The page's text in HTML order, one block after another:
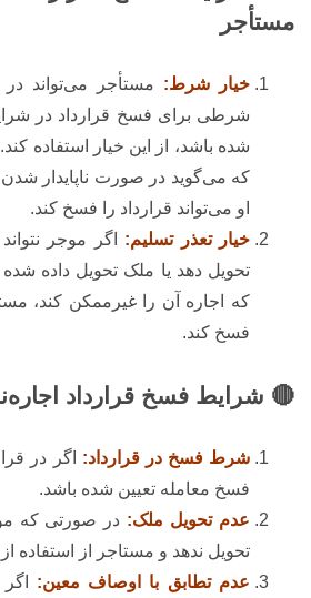
مستأجر
خیار شرط: مستأجر می‌تواند
شرطی برای فسخ قرارداد در
شده باشد، از این خیار استفاده
که می‌گوید در صورت ناپایدار
او می‌تواند قرارداد را فسخ کند.
خیار تعذر تسلیم: اگر موجر
تحویل دهد یا ملک تحویل داده
که اجاره آن را غیرممکن کند،
فسخ کند.
🔴 شرایط فسخ قرارداد
شرط فسخ در قرارداد: اگر در
فسخ معامله تعیین شده باشد.
عدم تحویل ملک: در صورتی که
تحویل ندهد و مستاجر از استفاده
عدم تطابق با اوصاف معین: